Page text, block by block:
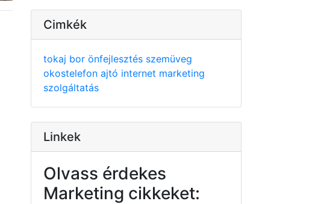
Cimkék
tokaj bor önfejlesztés szemüveg
okostelefon ajtó internet marketing
szolgáltatás
Linkek
Olvass érdekes
Marketing cikkeket: